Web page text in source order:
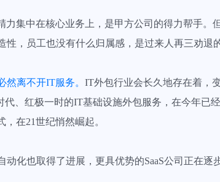
集中在核心业务上，是甲方公司的得力帮手。
，员工也没有什么归属感，是过来人再三劝退
离不开IT服务。 IT外包行业会长久地存在着，
、红极一时的IT基础设施外包服务，在今年已
在21世纪悄然崛起。
化也取得了进展，更具优势的SaaS公司正在逐